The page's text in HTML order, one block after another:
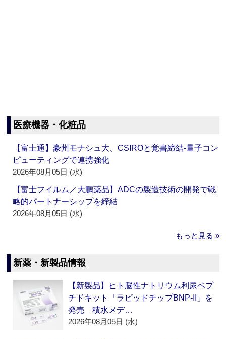
医療機器・化粧品
【富士通】豪州モナシュ大、CSIROと覚書締結‐量子コン
ピューティングで連携強化
2026年08月05日 (水)
【富士フイルム／大鵬薬品】ADCの製造技術の開発で戦
略的パートナーシップを締結
2026年08月05日 (水)
もっと見る »
新薬・新製品情報
【新製品】ヒト脳性ナトリウム利尿ペプ
チドキット「ラピッドチップBNP-II」を
発売 積水メデ…
2026年08月05日 (水)